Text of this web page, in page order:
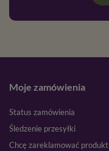
Moje zamówienia
Status zamówienia
Śledzenie przesyłki
Chcę zareklamować produkt